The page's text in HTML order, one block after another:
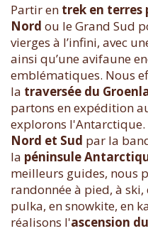
Partir en trek en terres
Nord ou le Grand Sud
vierges à l’infini, avec
ainsi qu’une avifaune
emblématiques. Nous
la traversée du
partons en expédition
explorons l'Antarctique.
Nord et Sud par la
la péninsule
meilleurs guides, nous
randonnée à pied, à
pulka, en snowkite, en
réalisons l'ascension